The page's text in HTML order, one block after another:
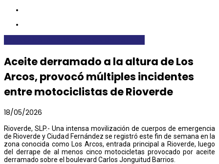
Aceite derramado a la altura de Los
Arcos, provocó múltiples incidentes
entre motociclistas de Rioverde
18/05/2026
Rioverde, SLP.- Una intensa movilización de cuerpos de emergencia
de Rioverde y Ciudad Fernández se registró este fin de semana en la
zona conocida como Los Arcos, entrada principal a Rioverde, luego
del derrape de al menos cinco motocicletas provocado por aceite
derramado sobre el boulevard Carlos Jonguitud Barrios.